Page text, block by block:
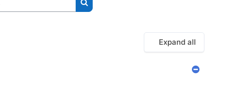
Search courses
Expand all